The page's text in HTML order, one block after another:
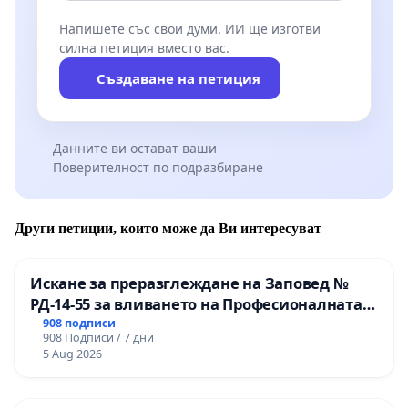
Напишете със свои думи. ИИ ще изготви
силна петиция вместо вас.
Създаване на петиция
Данните ви остават ваши
Поверителност по подразбиране
Други петиции, които може да Ви интересуват
Искане за преразглеждане на Заповед №
РД-14-55 за вливането на Професионалната
гимназия по промишлени технологии в
Професионалната гимназия по икономика и
мениджмънт – гр. Пазарджик
908 подписи
908 Подписи / 7 дни
5 Aug 2026